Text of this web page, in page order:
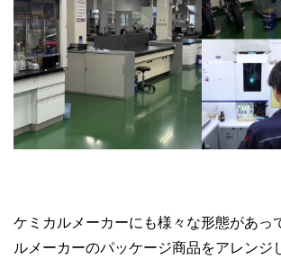
ケミカルメーカーにも様々な形態があっ
ルメーカーのパッケージ商品をアレンジ